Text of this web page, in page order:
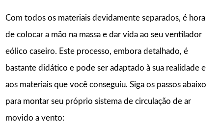
Com todos os materiais devidamente separados, é hora
de colocar a mão na massa e dar vida ao seu ventilador
eólico caseiro. Este processo, embora detalhado, é
bastante didático e pode ser adaptado à sua realidade e
aos materiais que você conseguiu. Siga os passos abaixo
para montar seu próprio sistema de circulação de ar
movido a vento: